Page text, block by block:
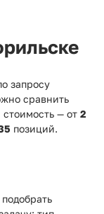
запросу
сравнить
— от 2
позиций.